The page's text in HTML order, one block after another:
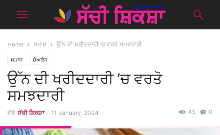
Home ਸਮਾਜ ਉੱਨ ਦੀ ਖਰੀਦਦਾਰੀ ’ਚ ਵਰਤੋ ਸਮਝਦਾਰੀ
ਸਮਾਜ ਸ਼ੋਅਕੇਸ
ਉੱਨ ਦੀ ਖਰੀਦਦਾਰੀ ’ਚ ਵਰਤੋ
ਸਮਝਦਾਰੀ
ਵੱਲੋ ਸੱਚੀ ਸ਼ਿਕਸ਼ਾ - 11 January, 2024 0
45